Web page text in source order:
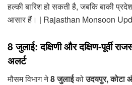
हल्की बारिश हो सकती है, जबकि बाकी
आसार हैं। | Rajasthan Monsoon
8 जुलाई: दक्षिणी और दक्षिण-पूर्वी
अलर्ट
मौसम विभाग ने8 जुलाईकोउदयपुर, कोटा